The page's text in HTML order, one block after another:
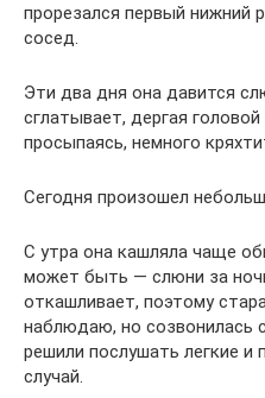
прорезался первый нижний
сосед.
Эти два дня она давится
сглатывает, дергая
просыпаясь, немного
Сегодня произошел
С утра она кашляла чаще
может быть — слюни за
откашливает, поэтому
наблюдаю, но созвонилась
решили послушать легкие и
случай.